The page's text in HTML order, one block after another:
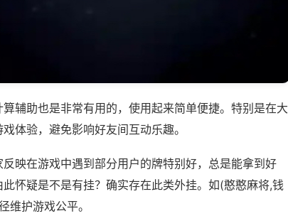
辅助也是非常有用的，使用起来简单便捷。特别是在大
体验，避免影响好友间互动乐趣。
映在游戏中遇到部分用户的牌特别好，总是能拿到好
怀疑是不是有挂？确实存在此类外挂。如(憨憨麻将,钱
维护游戏公平。